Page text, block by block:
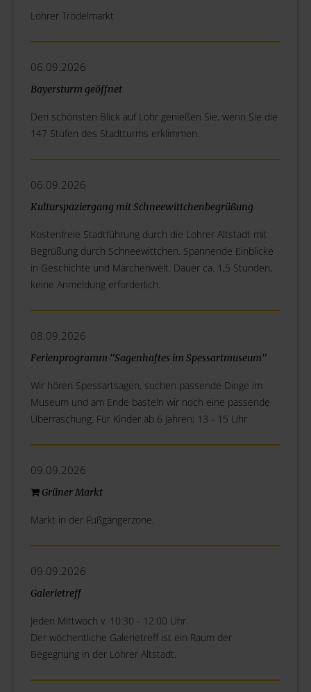
Lohrer Trödelmarkt
06.09.2026
Bayersturm geöffnet
Den schönsten Blick auf Lohr genießen Sie, wenn Sie die
147 Stufen des Stadtturms erklimmen.
06.09.2026
Kulturspaziergang mit Schneewittchenbegrüßung
Kostenfreie Stadtführung durch die Lohrer Altstadt mit
Begrüßung durch Schneewittchen. Spannende Einblicke
in Geschichte und Märchenwelt. Dauer ca. 1,5 Stunden,
keine Anmeldung erforderlich.
08.09.2026
Ferienprogramm "Sagenhaftes im Spessartmuseum"
Wir hören Spessartsagen, suchen passende Dinge im
Museum und am Ende basteln wir noch eine passende
Überraschung. Für Kinder ab 6 Jahren; 13 - 15 Uhr
09.09.2026
Grüner Markt
Markt in der Fußgängerzone.
09.09.2026
Galerietreff
Jeden Mittwoch v. 10:30 - 12:00 Uhr.
Der wöchentliche Galerietreff ist ein Raum der
Begegnung in der Lohrer Altstadt.